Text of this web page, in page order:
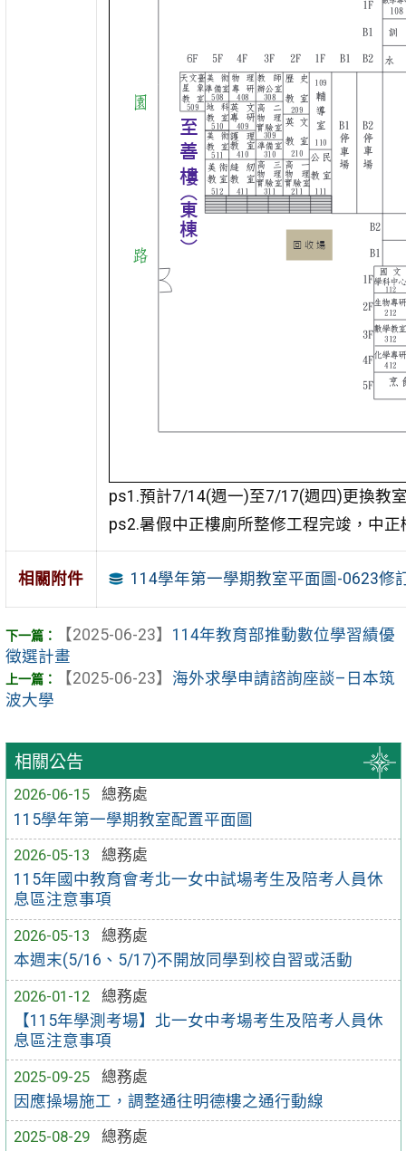
相關公告
2026-06-15
總務處
115學年第一學期教室配置平面圖
2026-05-13
總務處
115年國中教育會考北一女中試場考生及陪考人員休
息區注意事項
2026-05-13
總務處
本週末(5/16、5/17)不開放同學到校自習或活動
2026-01-12
總務處
【115年學測考場】北一女中考場考生及陪考人員休
息區注意事項
2025-09-25
總務處
因應操場施工，調整通往明德樓之通行動線
2025-08-29
總務處
ps1.預計7/14(週一)至7/17(週四)更換教
ps2.暑假中正樓廁所整修工程完竣，中
相關附件 114學年第一學期教室平面圖-0623修
【2025-06-23】 114年教育部推動數位學習績優
徵選計畫
【2025-06-23】 海外求學申請諮詢座談–日本筑
波大學